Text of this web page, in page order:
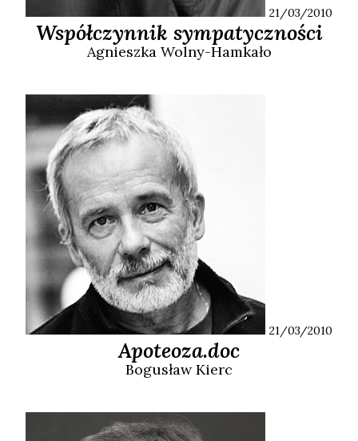
21/03/2010
Współczynnik sympatyczności
Agnieszka Wolny-Hamkało
21/03/2010
Apoteoza.doc
BogusławKierc